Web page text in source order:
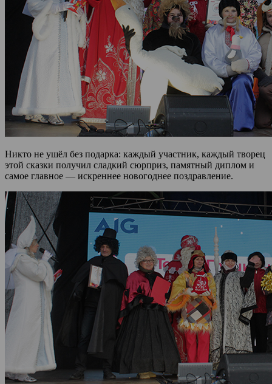
Никто не ушёл без подарка: каждый участник, каждый творец
этой сказки получил сладкий сюрприз, памятный диплом и
самое главное — искреннее новогоднее поздравление.